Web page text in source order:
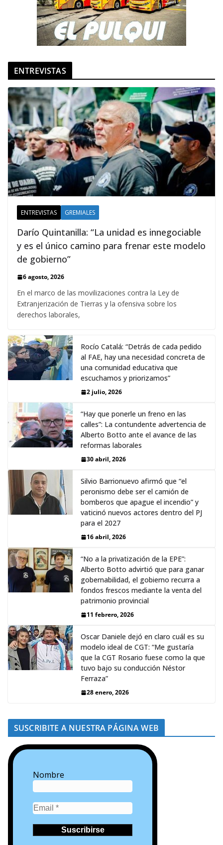
ENTREVISTAS
ENTREVISTAS GREMIALES
Darío Quintanilla: “La unidad es innegociable
y es el único camino para frenar este modelo
de gobierno”
6 agosto, 2026
En el marco de las movilizaciones contra la Ley de
Extranjerización de Tierras y la ofensiva sobre los
derechos laborales,
Rocío Catalá: “Detrás de cada pedido
al FAE, hay una necesidad concreta de
una comunidad educativa que
escuchamos y priorizamos”
2 julio, 2026
“Hay que ponerle un freno en las
calles”: La contundente advertencia de
Alberto Botto ante el avance de las
reformas laborales
30 abril, 2026
Silvio Barrionuevo afirmó que “el
peronismo debe ser el camión de
bomberos que apague el incendio” y
vaticinó nuevos actores dentro del PJ
para el 2027
16 abril, 2026
“No a la privatización de la EPE”:
Alberto Botto advirtió que para ganar
gobernabilidad, el gobierno recurra a
fondos frescos mediante la venta del
patrimonio provincial
11 febrero, 2026
Oscar Daniele dejó en claro cuál es su
modelo ideal de CGT: “Me gustaría
que la CGT Rosario fuese como la que
tuvo bajo su conducción Néstor
Ferraza”
28 enero, 2026
SUSCRIBITE A NUESTRA PÁGINA WEB
Nombre